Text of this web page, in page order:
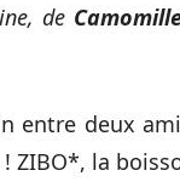
de
entre deux
ZIBO*, la